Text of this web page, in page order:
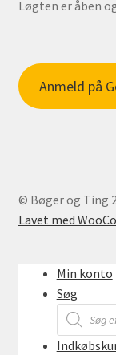
Løgten er åben
Anmeld på
© Bøger og Ting
Lavet med
Min konto
Søg
Products
search